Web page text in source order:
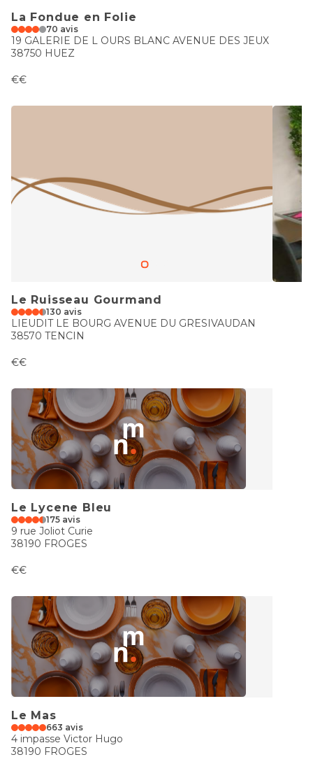
La Fondue en Folie
70 avis
19 GALERIE DE L OURS BLANC AVENUE DES JEUX
38750 HUEZ
€€
Le Ruisseau Gourmand
130 avis
LIEUDIT LE BOURG AVENUE DU GRESIVAUDAN
38570 TENCIN
€€
Le Lycene Bleu
175 avis
9 rue Joliot Curie
38190 FROGES
€€
Le Mas
663 avis
4 impasse Victor Hugo
38190 FROGES